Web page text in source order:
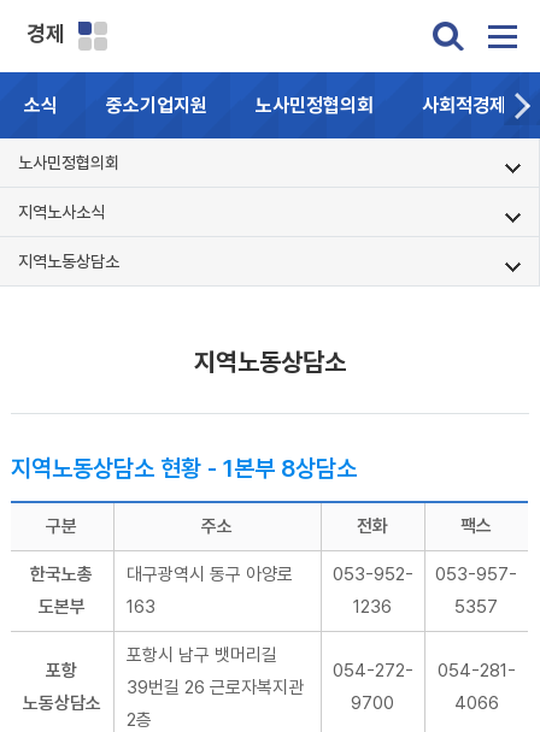
경제
소식 중소기업지원 노사민정협의회 사회적경제기업
노사민정협의회
지역노사소식
지역노동상담소
지역노동상담소
지역노동상담소 현황 - 1본부 8상담소
구분 주소 전화 팩스
한국노총
도본부
대구광역시 동구 아양로
163
053-952-
1236
053-957-
5357
포항
노동상담소
포항시 남구 뱃머리길
39번길 26 근로자복지관
2층
054-272-
9700
054-281-
4066